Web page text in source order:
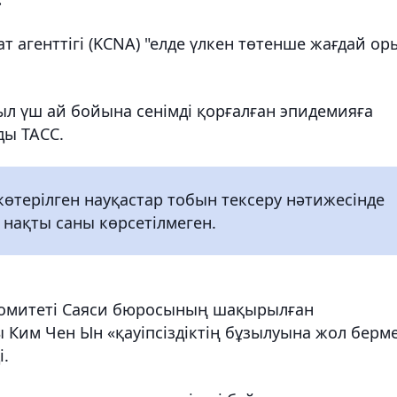
(KCNA) "елде үлкен төтенше жағдай
үш ай бойына сенімді қорғалған эпидемияға
ТАСС.
науқастар тобын тексеру нәтижесінде
саны көрсетілмеген.
Саяси бюросының шақырылған
Чен Ын «қауіпсіздіктің бұзылуына жол